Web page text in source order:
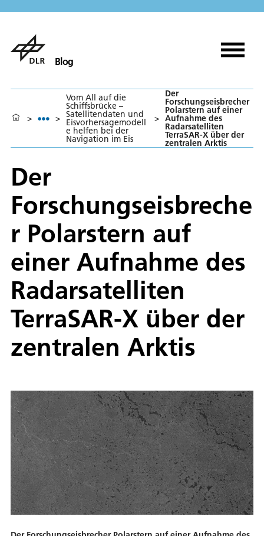
Blog
> >
Vom All auf die
Schiffsbrücke –
Satellitendaten und
Eisvorhersagemodell
e helfen bei der
Navigation im Eis
>
Der
Forschungseisbrecher
Polarstern auf einer
Aufnahme des
Radarsatelliten
TerraSAR-X über der
zentralen Arktis
Der
Forschungseisbreche
r Polarstern auf
einer Aufnahme des
Radarsatelliten
TerraSAR-X über der
zentralen Arktis